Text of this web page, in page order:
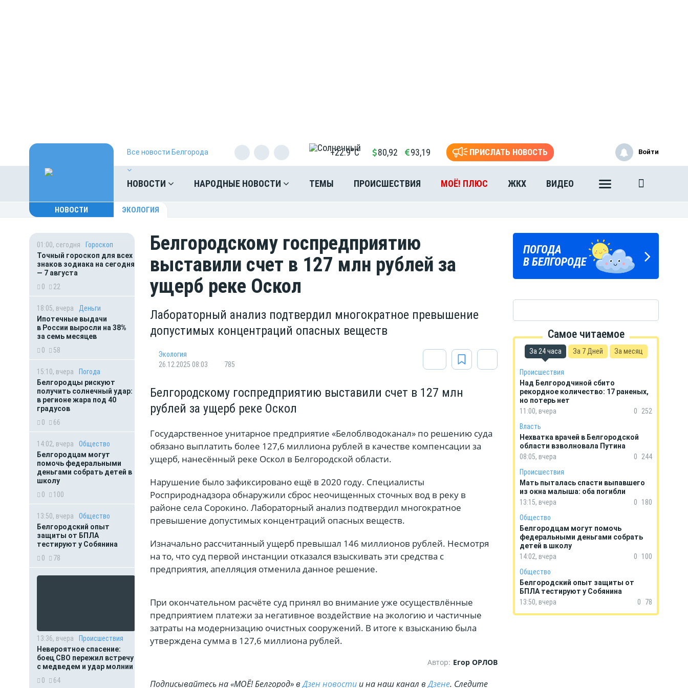
Все новости Белгорода +22.9°C 80,92 93,19 ПРИСЛАТЬ НОВОСТЬ
НОВОСТИ НАРОДНЫЕ НОВОСТИ ТЕМЫ ПРОИСШЕСТВИЯ МОЁ! ПЛЮС ЖКХ ВИДЕО
Войти
НОВОСТИ ЭКОЛОГИЯ
01:00, сегодня
Гороскоп
Точный гороскоп для всех
знаков зодиака на сегодня
— 7 августа
0
22
18:05, вчера
Деньги
Ипотечные выдачи
в России выросли на 38%
за семь месяцев
0
58
15:10, вчера
Погода
Белгородцы рискуют
получить солнечный удар:
в регионе жара под 40
градусов
0
66
14:02, вчера
Общество
Белгородцам могут
помочь федеральными
деньгами собрать детей в
школу
0
100
13:50, вчера
Общество
Белгородский опыт
защиты от БПЛА
тестируют у Собянина
0
78
13:36, вчера
Происшествия
Невероятное спасение:
боец СВО пережил встречу
с медведем и удар молнии
0
64
Белгородскому госпредприятию
выставили счет в 127 млн рублей за
ущерб реке Оскол
Лабораторный анализ подтвердил многократное превышение
допустимых концентраций опасных веществ
Экология
26.12.2025 08:03
785
Белгородскому госпредприятию выставили счет в 127 млн
рублей за ущерб реке Оскол
Государственное унитарное предприятие «Белоблводоканал» по решению суда
обязано выплатить более 127,6 миллиона рублей в качестве компенсации за
ущерб, нанесённый реке Оскол в Белгородской области.
Нарушение было зафиксировано ещё в 2020 году. Специалисты
Росприроднадзора обнаружили сброс неочищенных сточных вод в реку в
районе села Сорокино. Лабораторный анализ подтвердил многократное
превышение допустимых концентраций опасных веществ.
Изначально рассчитанный ущерб превышал 146 миллионов рублей. Несмотря
на то, что суд первой инстанции отказался взыскивать эти средства с
предприятия, апелляция отменила данное решение.
При окончательном расчёте суд принял во внимание уже осуществлённые
предприятием платежи за негативное воздействие на экологию и частичные
затраты на модернизацию очистных сооружений. В итоге к взысканию была
утверждена сумма в 127,6 миллиона рублей.
Автор: Егор ОРЛОВ
Подписывайтесь на «МОЁ! Белгород» вДзен новости и на наш канал вДзене. Cледите
ПОГОДА
В БЕЛГОРОДЕ
ГОРОСКОП
НА КАЖДЫЙ ДЕНЬ
Подпишись
на тг-канал
«МОЁ! Белгород»
Самое читаемое
За 24 часа За 7 Дней За месяц
Происшествия
Над Белгородчиной сбито
рекордное количество: 17 раненых,
но потерь нет
11:00, вчера
0
252
Власть
Нехватка врачей в Белгородской
области взволновала Путина
08:05, вчера
0
244
Происшествия
Мать пыталась спасти выпавшего
из окна малыша: оба погибли
13:15, вчера
0
180
Общество
Белгородцам могут помочь
федеральными деньгами собрать
детей в школу
14:02, вчера
0
100
Общество
Белгородский опыт защиты от
БПЛА тестируют у Собянина
13:50, вчера
0 78